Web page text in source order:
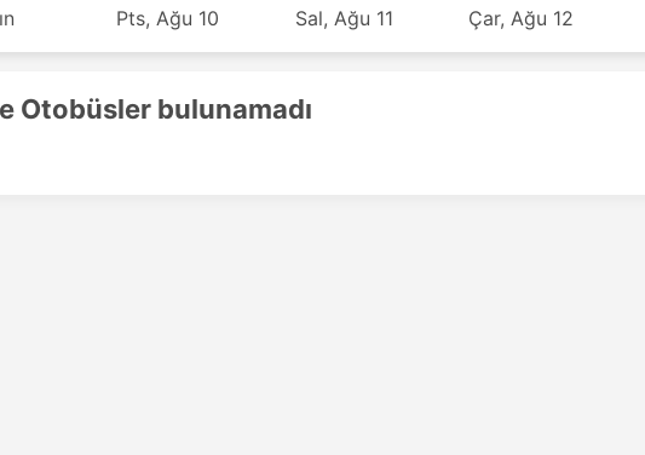
Pts, Ağu 10 Sal, Ağu 11 Çar, Ağu 12
Otobüsler bulunamadı